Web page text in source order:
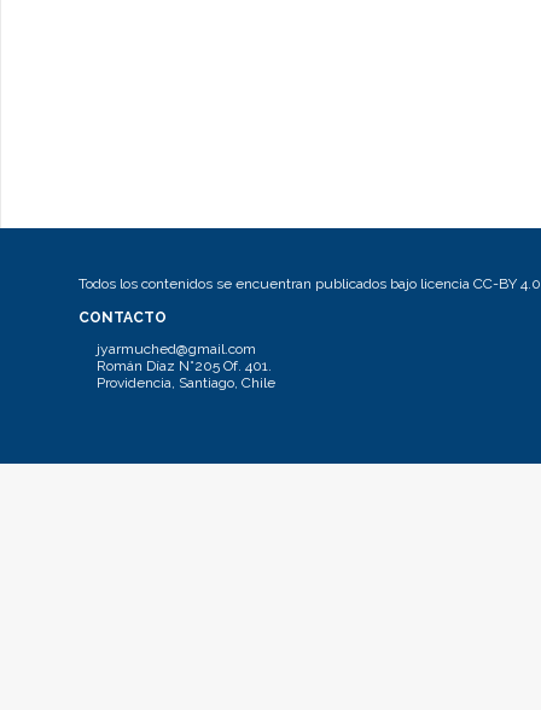
Todos los contenidos se encuentran publicados bajo licencia CC-BY 4.0
CONTACTO
jyarmuched@gmail.com
Román Díaz N°205 Of. 401.
Providencia, Santiago, Chile